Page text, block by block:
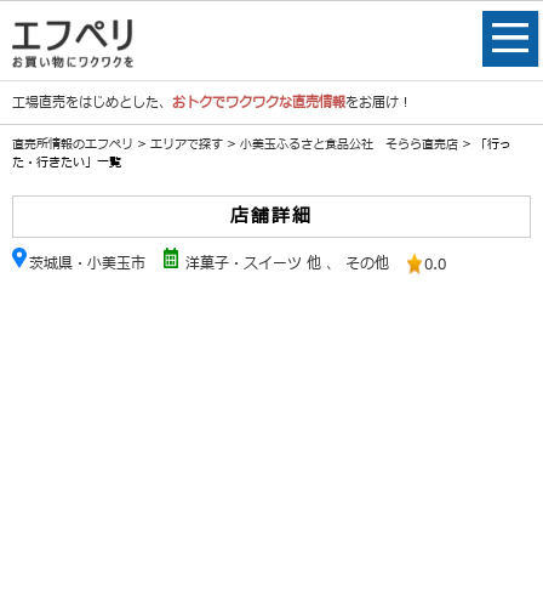
工場直売をはじめとした、 おトクでワクワクな直売情報をお届け！
直売所情報のエフペリ > エリアで探す > 小美玉ふるさと食品公社 そらら直売店 > 「行っ
た・行きたい」一覧
店舗詳細
茨城県・小美玉市 洋菓子・スイーツ 他 、 その他 0.0